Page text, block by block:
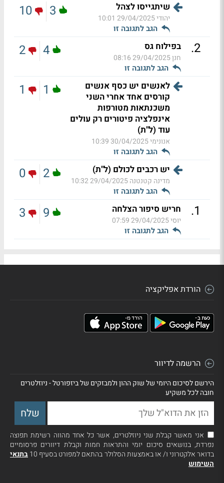
שיתגייסו לצהל
יהודי29/04/2025 10:01
הגב לתגובה זו
3
10
2
. בפילוח גס
חנן29/04/2025 08:16
הגב לתגובה זו
4
2
לאנשים יש כסף אנשים
קורסים אחד אחרי השני
משכנתאות מטורפות
אינפלציה פיטורים רק עולים
עוד (ל"ת)
אנונימי30/04/2025 10:39
הגב לתגובה זו
1
1
יש רכבים לכולם (ל"ת)
מדינה קטנטנה29/04/2025 10:32
הגב לתגובה זו
2
0
1
. חריש סיפור הצלחה
יוסי29/04/2025 07:59
הגב לתגובה זו
9
3
הורדת אפליקציה
הרשמה לדיוור
הירשם לסיכום היומי של שוק ההון ולמבזקים של ביזפורטל - ניוזלטרים
חובה לכל משקיע
אני מאשר קבלת שני ניוזלטרים, אשר כל אחד מהווה רשימת תפוצה
נפרדת, בנושאים סיכום יומי והתראות חמות וקבלת דיוורים פרסומיים
בדואר אלקטרוני ו/ או באמצעות הסלולר בהתאם למפורט בסעיף 10
בתנאי
השימוש